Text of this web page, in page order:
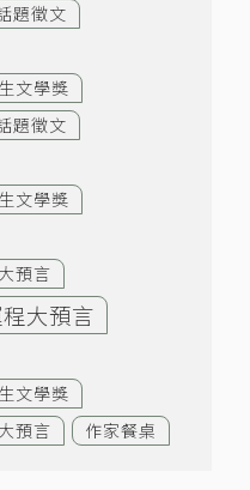
題徵文
文學獎
題徵文
文學獎
預言
大預言
文學獎
預言
作家餐桌